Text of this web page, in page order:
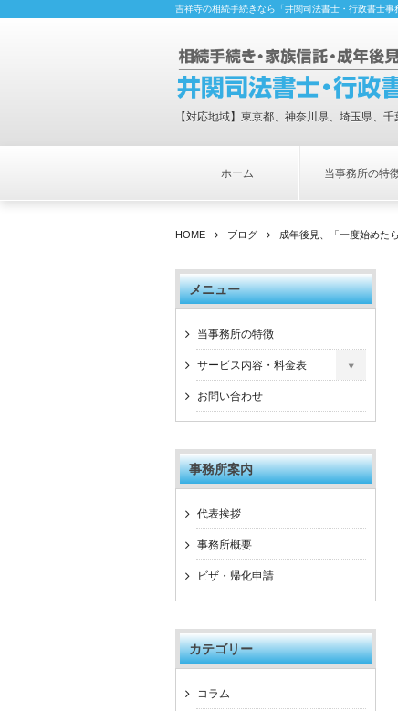
吉祥寺の相続手続きなら「井関司法書士・行政書士事
【対応地域】東京都、神奈川県、埼玉県、
ホーム 当事務所の特
HOME ブログ 成年後見、「一度始めた
メニュー
当事務所の特徴
サービス内容・料金表
お問い合わせ
事務所案内
代表挨拶
事務所概要
ビザ・帰化申請
カテゴリー
コラム